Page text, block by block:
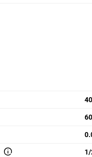
60